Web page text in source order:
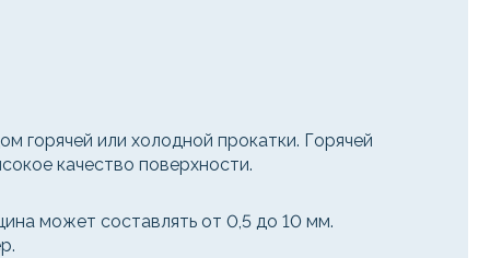
горячей или холодной прокатки. Горячей
качество поверхности.
может составлять от 0,5 до 10 мм.